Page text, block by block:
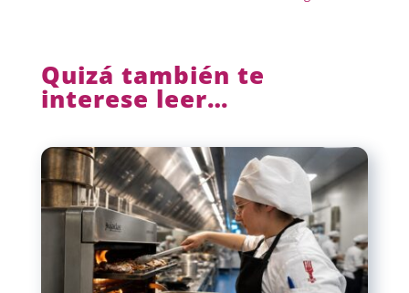
Quizá también te
interese leer…